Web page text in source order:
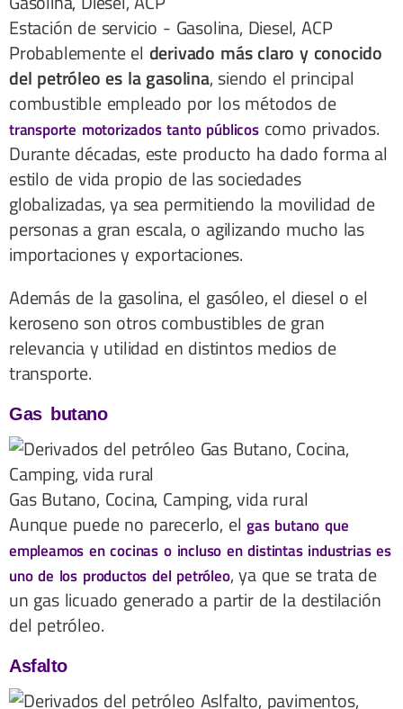
Estación de servicio - Gasolina, Diesel, ACP
Probablemente el derivado más claro y conocido
del petróleo es la gasolina, siendo el principal
combustible empleado por los métodos de
transporte motorizados tanto públicoscomo privados.
Durante décadas, este producto ha dado forma al
estilo de vida propio de las sociedades
globalizadas, ya sea permitiendo la movilidad de
personas a gran escala, o agilizando mucho las
importaciones y exportaciones.
Además de la gasolina, el gasóleo, el diesel o el
keroseno son otros combustibles de gran
relevancia y utilidad en distintos medios de
transporte.
Gas butano
Gas Butano, Cocina, Camping, vida rural
Aunque puede no parecerlo, elgas butano que
empleamos en cocinas o incluso en distintas industrias es
uno de los productos del petróleo, ya que se trata de
un gas licuado generado a partir de la destilación
del petróleo.
Asfalto